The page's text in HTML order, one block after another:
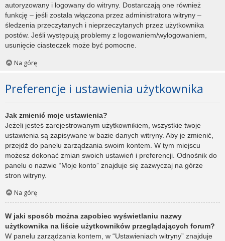
autoryzowany i logowany do witryny. Dostarczają one również
funkcję – jeśli została włączona przez administratora witryny –
śledzenia przeczytanych i nieprzeczytanych przez użytkownika
postów. Jeśli występują problemy z logowaniem/wylogowaniem,
usunięcie ciasteczek może być pomocne.
Na górę
Preferencje i ustawienia użytkownika
Jak zmienić moje ustawienia?
Jeżeli jesteś zarejestrowanym użytkownikiem, wszystkie twoje
ustawienia są zapisywane w bazie danych witryny. Aby je zmienić,
przejdź do panelu zarządzania swoim kontem. W tym miejscu
możesz dokonać zmian swoich ustawień i preferencji. Odnośnik do
panelu o nazwie “Moje konto” znajduje się zazwyczaj na górze
stron witryny.
Na górę
W jaki sposób można zapobiec wyświetlaniu nazwy
użytkownika na liście użytkowników przeglądających forum?
W panelu zarządzania kontem, w “Ustawieniach witryny” znajduje